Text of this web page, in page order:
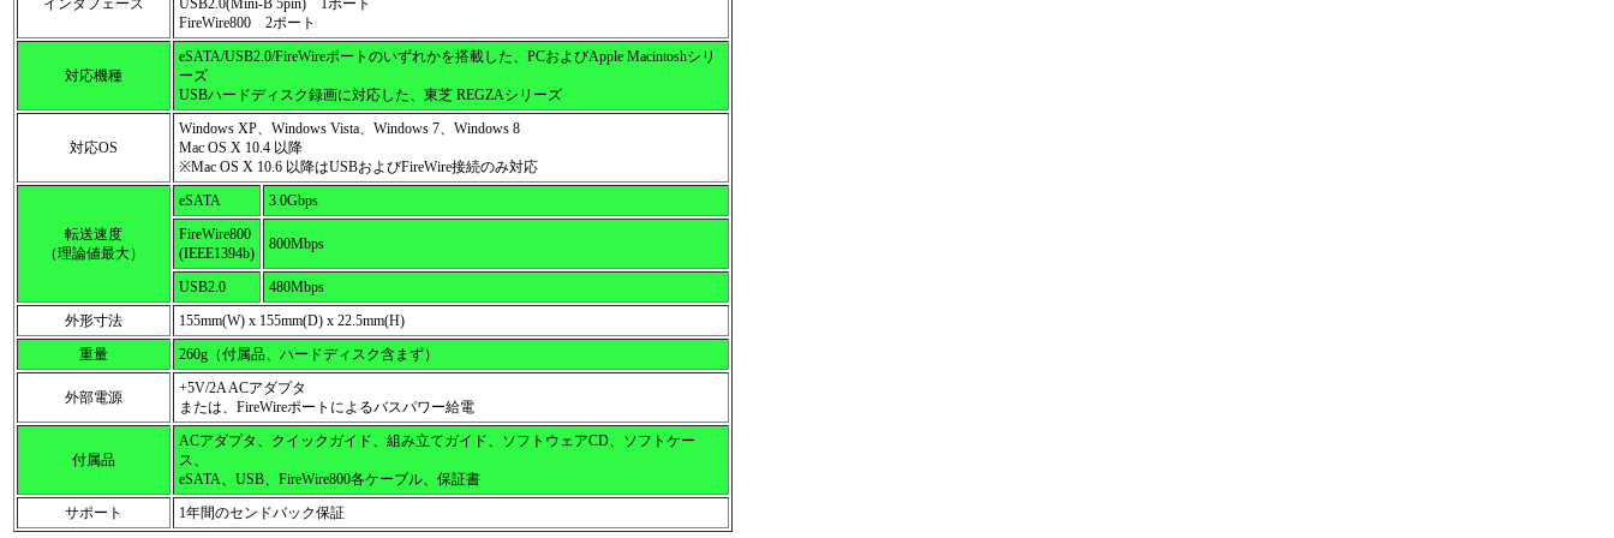
インタフェース
USB2.0(Mini-B 5pin) 1ポート
FireWire800 2ポート
対応機種
eSATA/USB2.0/FireWireポートのいずれかを搭載した、PCおよびApple Macintoshシリ
ーズ
USBハードディスク録画に対応した、東芝 REGZAシリーズ
対応OS
Windows XP、Windows Vista、Windows 7、Windows 8
Mac OS X 10.4 以降
※Mac OS X 10.6 以降はUSBおよびFireWire接続のみ対応
転送速度
（理論値最大）
eSATA
3.0Gbps
FireWire800
(IEEE1394b)
800Mbps
USB2.0
480Mbps
外形寸法
155mm(W) x 155mm(D) x 22.5mm(H)
重量
260g（付属品、ハードディスク含まず）
外部電源
+5V/2A ACアダプタ
または、FireWireポートによるバスパワー給電
付属品
ACアダプタ、クイックガイド、組み立てガイド、ソフトウェアCD、ソフトケー
ス、
eSATA、USB、FireWire800各ケーブル、保証書
サポート
1年間のセンドバック保証